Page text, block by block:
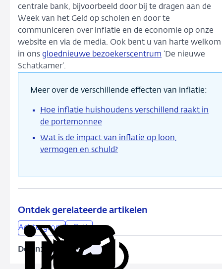
centrale bank, bijvoorbeeld door bij te dragen aan de
Week van het Geld op scholen en door te
communiceren over inflatie en de economie op onze
website en via de media. Ook bent u van harte welkom
in ons gloednieuwe bezoekerscentrum ‘De nieuwe
Schatkamer’.
Meer over de verschillende effecten van inflatie:
Hoe inflatie huishoudens verschillend raakt in
de portemonnee
Wat is de impact van inflatie op loon,
vermogen en schuld?
Ontdek gerelateerde artikelen
Achtergrond
Delen:
Deel
via
DeelDeelKopieer